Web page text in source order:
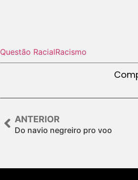
Questão RacialRacismo
ANTERIOR
Do navio negreiro pro voo